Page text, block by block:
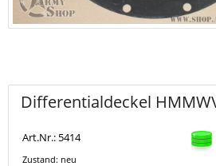
Differentialdeckel
Art.Nr.: 5414
Zustand: neu